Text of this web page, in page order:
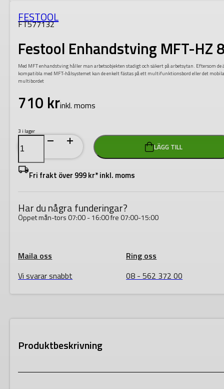
FESTOOL
FT577132
Festool Enhandstving MFT-HZ
Med MFT enhandstving håller man arbetsobjekten stadigt och säkert på arbetsytan. Eftersom de
kompatibla med MFT-hålsystemet kan de enkelt fästas på ett multifunktionsbord eller det
multibordet
710 krinkl. moms
3 i lager
Festool
Enhandstving
MFT-
HZ
80
mängd
LÄGG TILL
Fri frakt över 999 kr* inkl. moms
Har du några funderingar?
Öppet mån-tors 07:00 - 16:00 fre 07:00-15:00
Maila oss
Vi svarar snabbt
Ring oss
08 - 562 372 00
Produktbeskrivning